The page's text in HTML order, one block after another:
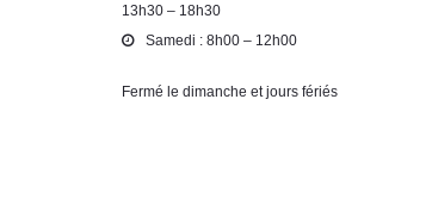
13h30 – 18h30
Samedi : 8h00 – 12h00
Fermé le dimanche et jours fériés